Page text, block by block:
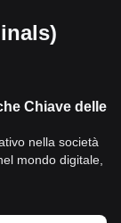
Chiave delle
nella società
mondo digitale,
tradizionali alle
tecnologico